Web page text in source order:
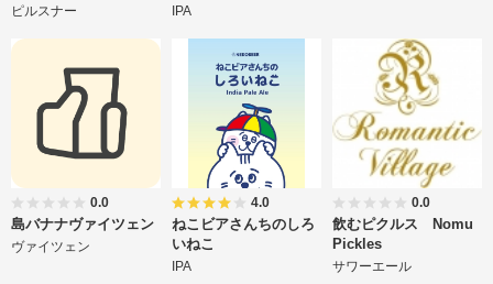
ピルスナー IPA
0.0
島バナナヴァイツェン
ヴァイツェン
4.0
ねこビアさんちのしろ
いねこ
IPA
0.0
飲むピクルス Nomu
Pickles
サワーエール